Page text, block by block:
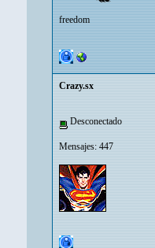
freedom
Crazy.sx
Desconectado
Mensajes: 447